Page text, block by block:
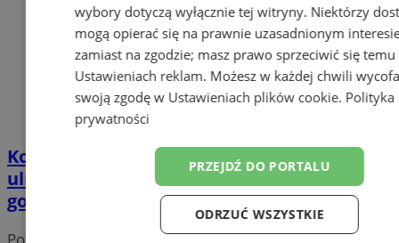
Kolejne dobre wiadomości. Łącznik między
ulicą Sedlaka a Niepodległości prawie
gotowy!
wybory dotyczą wyłącznie tej witryny. Niektórzy
mogą opierać się na prawnie uzasadnionym
zamiast na zgodzie; masz prawo sprzeciwić się temu
Ustawieniach reklam. Możesz w każdej chwili
swoją zgodę w Ustawieniach plików cookie. Polityka
prywatności
PRZEJDŹ DO PORTALU
ODRZUĆ WSZYSTKIE